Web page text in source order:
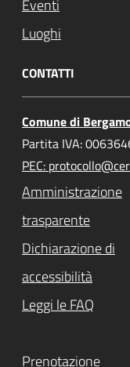
Eventi
Luoghi
CONTATTI
Comune di
Partita IVA:
PEC:
Amministrazione
trasparente
Dichiarazione di
accessibilità
Leggi le FAQ
Prenotazione